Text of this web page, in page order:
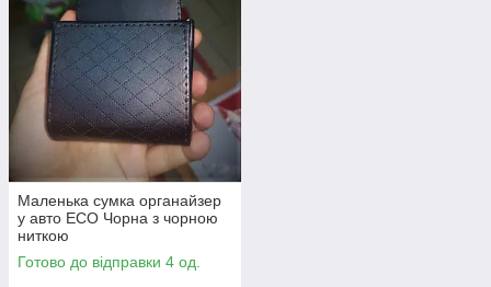
Маленька сумка органайзер
у авто ECО Чорна з чорною
ниткою
Готово до відправки 4 од.